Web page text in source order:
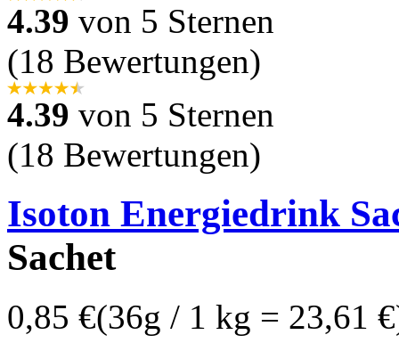
4.39 von 5 Sternen
(18 Bewertungen)
4.39 von 5 Sternen
(18 Bewertungen)
Isoton Energiedrink
Sachet
0,85 €(36g / 1 kg = 23,61